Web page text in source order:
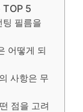
TOP 5
팅 필름을
어떻게 되
사항은 무
점을 고려